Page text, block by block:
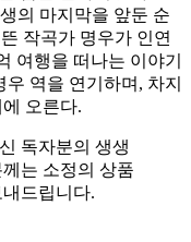
의 마지막을 앞둔 순
작곡가 명우가 인연
여행을 떠나는 이야기
역을 연기하며, 차지
오른다.
독자분의 생생
는 소정의 상품
드립니다.